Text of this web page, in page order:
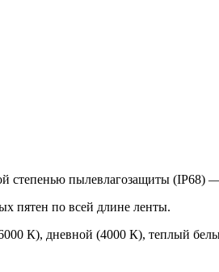
степенью пылевлагозащиты (IP68)
пятен по всей длине ленты.
К), дневной (4000 К), теплый